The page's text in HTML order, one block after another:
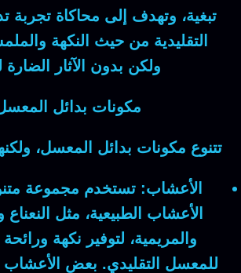
تبغية، وتهدف إلى محاكاة تجربة
التقليدية من حيث النكهة
ولكن بدون الآثار الضارة
مكونات بدائل
تتنوع مكونات بدائل المعسل،
الأعشاب: تستخدم مجموعة
الأعشاب الطبيعية، مثل النعناع
والمريمية، لتوفير نكهة ورائحة
للمعسل التقليدي. بعض